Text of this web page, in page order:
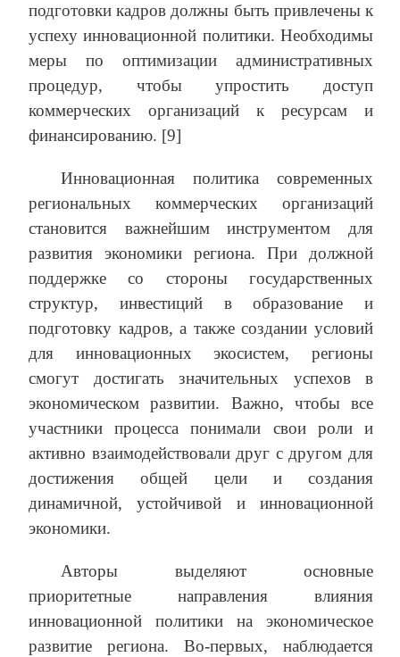
подготовки кадров должны быть привлечены к
успеху инновационной политики. Необходимы
меры по оптимизации административных
процедур, чтобы упростить доступ
коммерческих организаций к ресурсам и
финансированию. [9]
Инновационная политика современных
региональных коммерческих организаций
становится важнейшим инструментом для
развития экономики региона. При должной
поддержке со стороны государственных
структур, инвестиций в образование и
подготовку кадров, а также создании условий
для инновационных экосистем, регионы
смогут достигать значительных успехов в
экономическом развитии. Важно, чтобы все
участники процесса понимали свои роли и
активно взаимодействовали друг с другом для
достижения общей цели и создания
динамичной, устойчивой и инновационной
экономики.
Авторы выделяют основные
приоритетные направления влияния
инновационной политики на экономическое
развитие региона. Во-первых, наблюдается